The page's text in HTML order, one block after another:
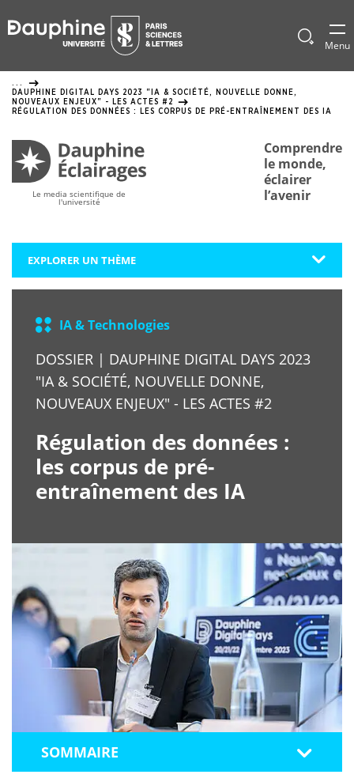
de
des
cookies
Afficher
de
Menu
...
DAUPHINE DIGITAL DAYS 2023 "IA & SOCIÉTÉ, NOUVELLE DONNE,
NOUVEAUX ENJEUX" - LES ACTES #2
RÉGULATION DES DONNÉES : LES CORPUS DE PRÉ-ENTRAÎNEMENT DES IA
Le media scientifique de
l'université
Comprendre
le monde,
éclairer
l’avenir
EXPLORER UN THÈME
IA & Technologies
DOSSIER | DAUPHINE DIGITAL DAYS 2023
"IA & SOCIÉTÉ, NOUVELLE DONNE,
NOUVEAUX ENJEUX" - LES ACTES #2
Régulation des données :
les corpus de pré-
entraînement des IA
SOMMAIRE